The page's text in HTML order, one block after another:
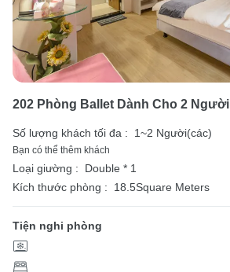
202 Phòng Ballet Dành Cho 2 Người
Số lượng khách tối đa : 1~2 Người(các)
Bạn có thể thêm khách
Loại giường :
Double * 1
Kích thước phòng :
18.5Square Meters
Tiện nghi phòng